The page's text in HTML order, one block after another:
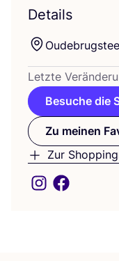
Details
Letz­te
Besuche die
Zu meinen
Zur